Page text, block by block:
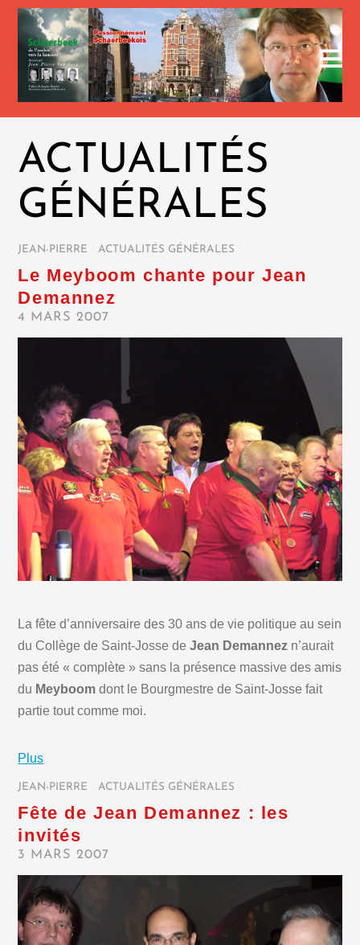
ACTUALITÉS
GÉNÉRALES
JEAN-PIERRE ACTUALITÉS GÉNÉRALES
Le Meyboom chante pour Jean
Demannez
4 MARS 2007
La fête d’anniversaire des 30 ans de vie politique au sein
du Collège de Saint-Josse de Jean Demannez n’aurait
pas été « complète » sans la présence massive des amis
du Meyboom dont le Bourgmestre de Saint-Josse fait
partie tout comme moi.
Plus
JEAN-PIERRE ACTUALITÉS GÉNÉRALES
Fête de Jean Demannez : les
invités
3 MARS 2007